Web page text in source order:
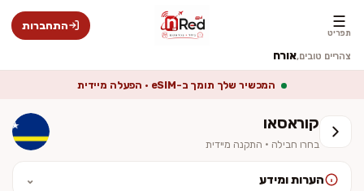
☰
תפריט
התחברות
צהריים טובים,אורח
המכשיר שלך תומך ב-eSIM · הפעלה מיידית
קוראסאו
בחרו חבילה · התקנה מיידית
הערות ומידע ⌄